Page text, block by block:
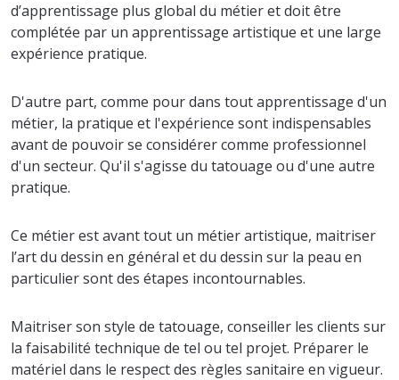
d’apprentissage plus global du métier et doit être
complétée par un apprentissage artistique et une large
expérience pratique.
D'autre part, comme pour dans tout apprentissage d'un
métier, la pratique et l'expérience sont indispensables
avant de pouvoir se considérer comme professionnel
d'un secteur. Qu'il s'agisse du tatouage ou d'une autre
pratique.
Ce métier est avant tout un métier artistique, maitriser
l’art du dessin en général et du dessin sur la peau en
particulier sont des étapes incontournables.
Maitriser son style de tatouage, conseiller les clients sur
la faisabilité technique de tel ou tel projet. Préparer le
matériel dans le respect des règles sanitaire en vigueur.